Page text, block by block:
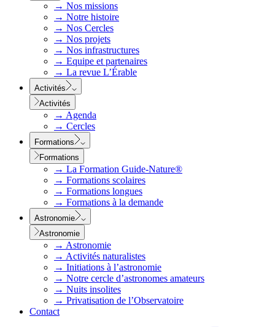
→ Nos missions
→ Notre histoire
→ Nos Cercles
→ Nos projets
→ Nos infrastructures
→ Equipe et partenaires
→ La revue L’Érable
Activités
Activités
→ Agenda
→ Cercles
Formations
Formations
→ La Formation Guide-Nature®
→ Formations scolaires
→ Formations longues
→ Formations à la demande
Astronomie
Astronomie
→ Astronomie
→ Activités naturalistes
→ Initiations à l’astronomie
→ Notre cercle d’astronomes amateurs
→ Nuits insolites
→ Privatisation de l’Observatoire
Contact